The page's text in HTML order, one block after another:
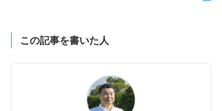
この記事を書いた人